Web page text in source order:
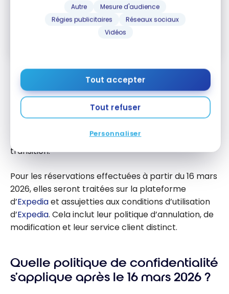
Autre
Mesure d'audience
Régies publicitaires
Réseaux sociaux
Vidéos
Tout accepter
Tout refuser
Personnaliser
En vous abonnant, vous recevrez nos infolettres et contenus
Les réservations effectuées avant le 16 mars 2026
continuent d’être traitées par le service à la
clientèle AIR MILES et restent assujetties aux
conditions générales actuelles. Les croisières
réservées et traitées par redtag.ca, même après la
transition.
Pour les réservations effectuées à partir du 16 mars
2026, elles seront traitées sur la plateforme
d’Expediaet assujetties aux conditions d’utilisation
d’Expedia. Cela inclut leur politique d’annulation, de
modification et leur service client distinct.
Quelle politique de confidentialité
s’applique après le 16 mars 2026 ?